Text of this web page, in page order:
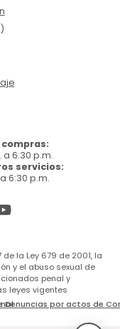
6:30 p.m.
servicios:
6:30 p.m.
la Ley 679 de 2001, la
y el abuso sexual de
penal y
leyes vigentes
Denuncias por actos de